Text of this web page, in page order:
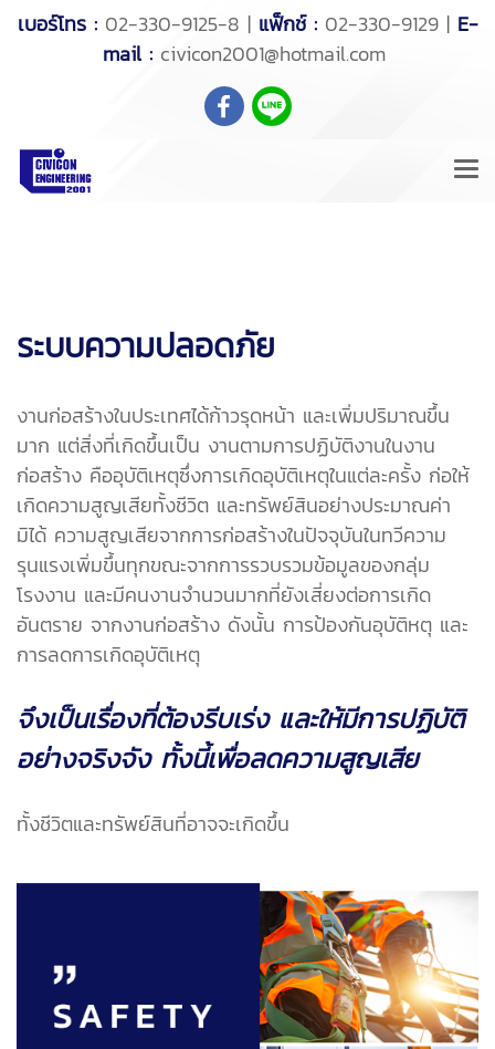
เบอร์โทร :02-330-9125-8 | แฟ็กช์ :02-330-9129 | E-
mail : civicon2001@hotmail.com
ระบบความปลอดภัย
งานก่อสร้างในประเทศได้ก้าวรุดหน้า และเพิ่มปริมาณขึ้น
มาก แต่สิ่งที่เกิดขึ้นเป็น งานตามการปฏิบัติงานในงาน
ก่อสร้าง คืออุบัติเหตุซึ่งการเกิดอุบัติเหตุในแต่ละครั้ง ก่อให้
เกิดความสูญเสียทั้งชีวิต และทรัพย์สินอย่างประมาณค่า
มิได้ ความสูญเสียจากการก่อสร้างในปัจจุบันในทวีความ
รุนแรงเพิ่มขึ้นทุกขณะจากการรวบรวมข้อมูลของกลุ่ม
โรงงาน และมีคนงานจำนวนมากที่ยังเสี่ยงต่อการเกิด
อันตราย จากงานก่อสร้าง ดังนั้น การป้องกันอุบัติหตุ และ
การลดการเกิดอุบัติเหตุ
จึงเป็นเรื่องที่ต้องรีบเร่ง และให้มีการปฏิบัติ
อย่างจริงจัง ทั้งนี้เพื่อลดความสูญเสีย
ทั้งชีวิตและทรัพย์สินที่อาจจะเกิดขึ้น